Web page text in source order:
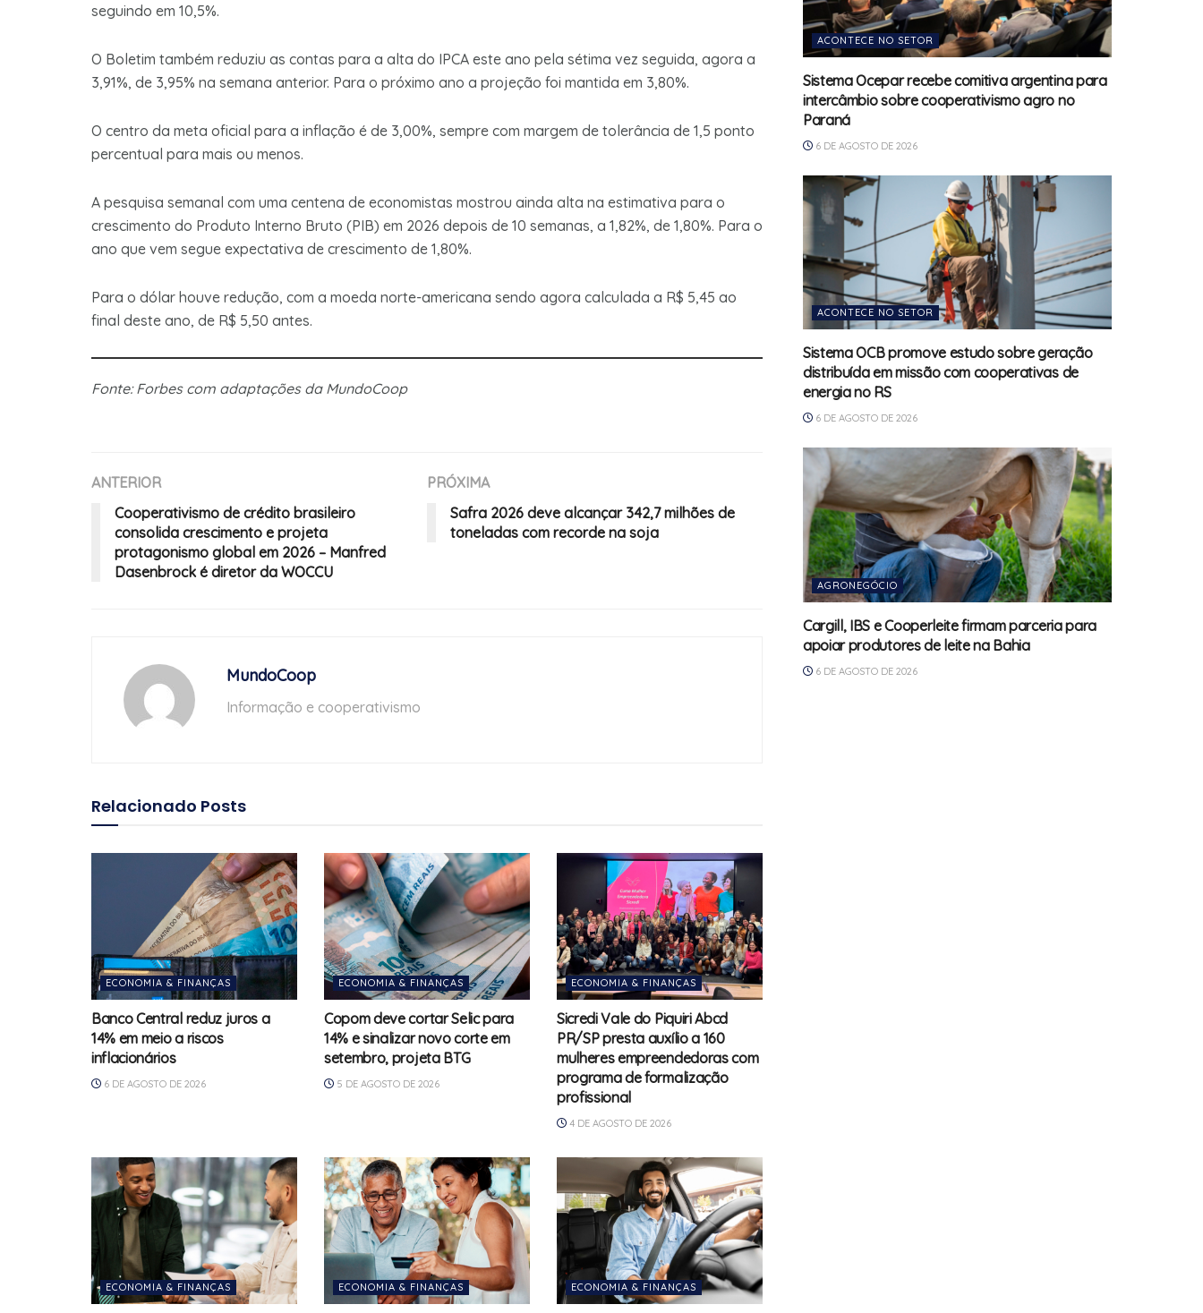
seguindo em 10,5%.
O Boletim também reduziu as contas para a alta do IPCA este ano pela sétima vez seguida, agora a
3,91%, de 3,95% na semana anterior. Para o próximo ano a projeção foi mantida em 3,80%.
O centro da meta oficial para a inflação é de 3,00%, sempre com margem de tolerância de 1,5 ponto
percentual para mais ou menos.
A pesquisa semanal com uma centena de economistas mostrou ainda alta na estimativa para o
crescimento do Produto Interno Bruto (PIB) em 2026 depois de 10 semanas, a 1,82%, de 1,80%. Para o
ano que vem segue expectativa de crescimento de 1,80%.
Para o dólar houve redução, com a moeda norte-americana sendo agora calculada a R$ 5,45 ao
final deste ano, de R$ 5,50 antes.
Fonte: Forbes com adaptações da MundoCoop
ANTERIOR
Cooperativismo de crédito brasileiro
consolida crescimento e projeta
protagonismo global em 2026 – Manfred
Dasenbrock é diretor da WOCCU
PRÓXIMA
Safra 2026 deve alcançar 342,7 milhões de
toneladas com recorde na soja
MundoCoop
Informação e cooperativismo
Relacionado Posts
ECONOMIA & FINANÇAS
Banco Central reduz juros a
14% em meio a riscos
inflacionários
6 DE AGOSTO DE 2026
ECONOMIA & FINANÇAS
Copom deve cortar Selic para
14% e sinalizar novo corte em
setembro, projeta BTG
5 DE AGOSTO DE 2026
ECONOMIA & FINANÇAS
Sicredi Vale do Piquiri Abcd
PR/SP presta auxílio a 160
mulheres empreendedoras com
programa de formalização
profissional
4 DE AGOSTO DE 2026
ECONOMIA & FINANÇAS ECONOMIA & FINANÇAS ECONOMIA & FINANÇAS
ACONTECE NO SETOR
Sistema Ocepar recebe comitiva argentina para
intercâmbio sobre cooperativismo agro no
Paraná
6 DE AGOSTO DE 2026
ACONTECE NO SETOR
Sistema OCB promove estudo sobre geração
distribuída em missão com cooperativas de
energia no RS
6 DE AGOSTO DE 2026
AGRONEGÓCIO
Cargill, IBS e Cooperleite firmam parceria para
apoiar produtores de leite na Bahia
6 DE AGOSTO DE 2026